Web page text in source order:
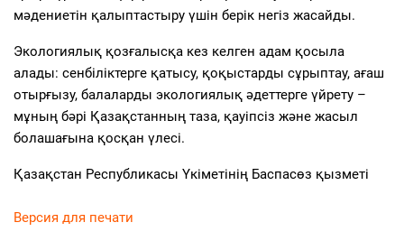
мәдениетін қалыптастыру үшін берік негіз жасайды.
Экологиялық қозғалысқа кез келген адам қосыла
алады: сенбіліктерге қатысу, қоқыстарды сұрыптау, ағаш
отырғызу, балаларды экологиялық әдеттерге үйрету –
мұның бәрі Қазақстанның таза, қауіпсіз және жасыл
болашағына қосқан үлесі.
Қазақстан Республикасы Үкіметінің Баспасөз қызметі
Версия для печати